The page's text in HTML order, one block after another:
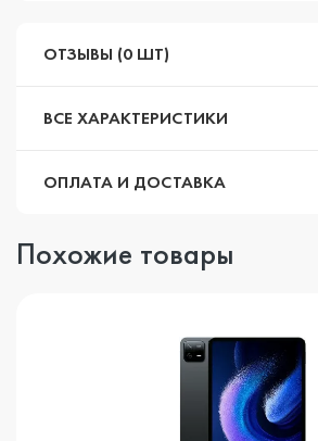
ОТЗЫВЫ (0 ШТ)
ВСЕ ХАРАКТЕРИСТИКИ
ОПЛАТА И ДОСТАВКА
Похожие товары